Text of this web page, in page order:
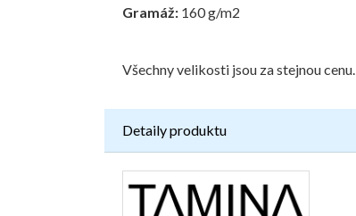
Gramáž: 160 g/m2
Všechny velikosti jsou za stejnou cenu.
Detaily produktu